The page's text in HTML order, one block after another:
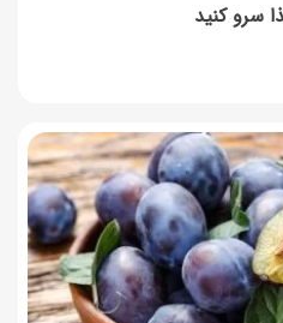
سرو کنید